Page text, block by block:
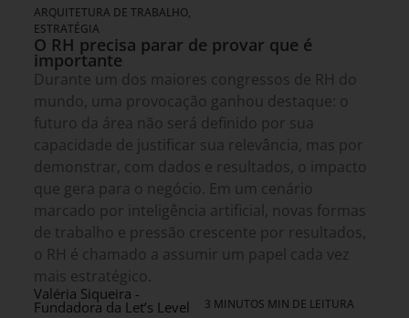
ARQUITETURA DE TRABALHO,
ESTRATÉGIA
O RH precisa parar de provar que é
importante
Durante um dos maiores congressos de RH do
mundo, uma provocação ganhou destaque: o
futuro da área não será definido por sua
capacidade de justificar sua relevância, mas por
demonstrar, com dados e resultados, o impacto
que gera para o negócio. Em um cenário
marcado por inteligência artificial, novas formas
de trabalho e pressão crescente por resultados,
o RH é chamado a assumir um papel cada vez
mais estratégico.
Valéria Siqueira -
Fundadora da Let’s Level 3 MINUTOS MIN DE LEITURA